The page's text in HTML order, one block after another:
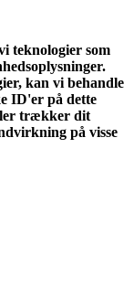
teknologier som
kan vi behandle
ID'er på dette
trækker dit
på visse